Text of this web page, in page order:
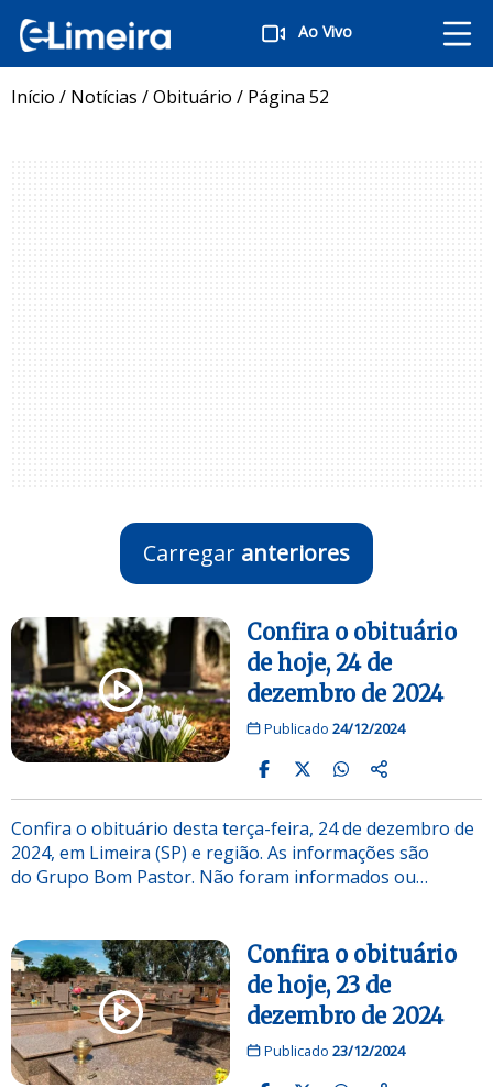
Ao Vivo
Início / Notícias /Obituário / Página 52
Carregar anteriores
Confira o obituário
de hoje, 24 de
dezembro de 2024
Publicado 24/12/2024
Confira o obituário desta terça-feira, 24 de dezembro de
2024, em Limeira (SP) e região. As informações são
do Grupo Bom Pastor. Não foram informados ou…
Confira o obituário
de hoje, 23 de
dezembro de 2024
Publicado 23/12/2024